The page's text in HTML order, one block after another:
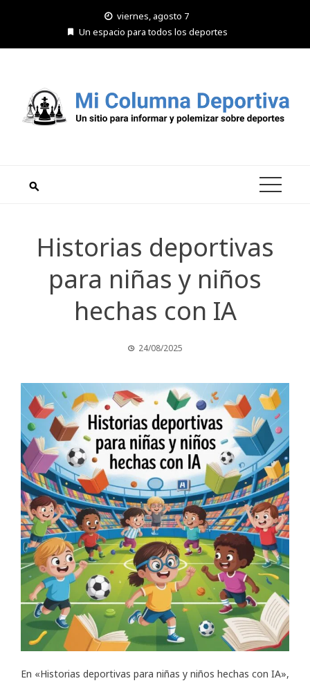
viernes, agosto 7
Un espacio para todos los deportes
Historias deportivas
para niñas y niños
hechas con IA
24/08/2025
En «Historias deportivas para niñas y niños hechas con IA»,